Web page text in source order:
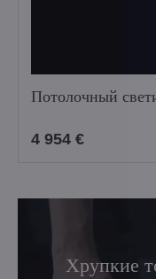
Потолочный
4 954 €
Хрупкие